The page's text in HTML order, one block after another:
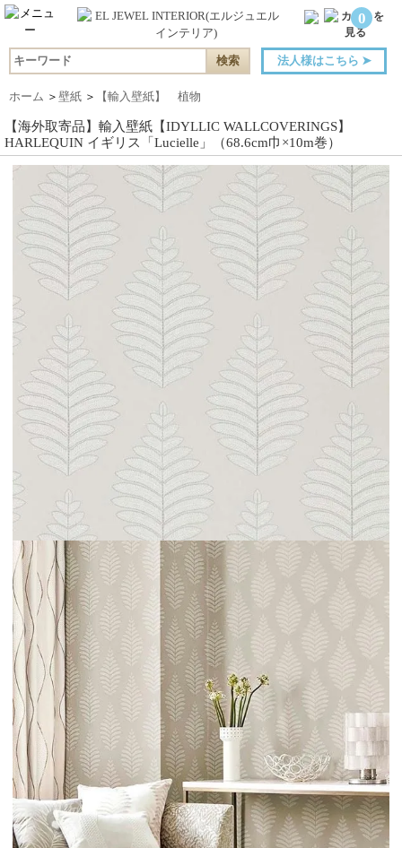
0
法人様はこちら ➤
ホーム ＞ 壁紙 ＞ 【輸入壁紙】 植物
【海外取寄品】輸入壁紙【IDYLLIC WALLCOVERINGS】
HARLEQUIN イギリス「Lucielle」（68.6cm巾×10m巻）